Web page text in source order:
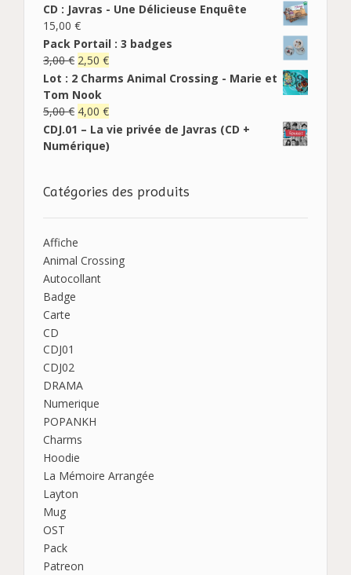
CD : Javras - Une Délicieuse Enquête
15,00 €
Pack Portail : 3 badges
3,00€ 2,50 €
Lot : 2 Charms Animal Crossing - Marie et
Tom Nook
5,00€ 4,00 €
CDJ.01 – La vie privée de Javras (CD +
Numérique)
Catégories des produits
Affiche
Animal Crossing
Autocollant
Badge
Carte
CD
CDJ01
CDJ02
DRAMA
Numerique
POPANKH
Charms
Hoodie
La Mémoire Arrangée
Layton
Mug
OST
Pack
Patreon